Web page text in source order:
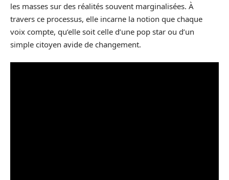
les masses sur des réalités souvent marginalisées. À
travers ce processus, elle incarne la notion que chaque
voix compte, qu’elle soit celle d’une pop star ou d’un
simple citoyen avide de changement.